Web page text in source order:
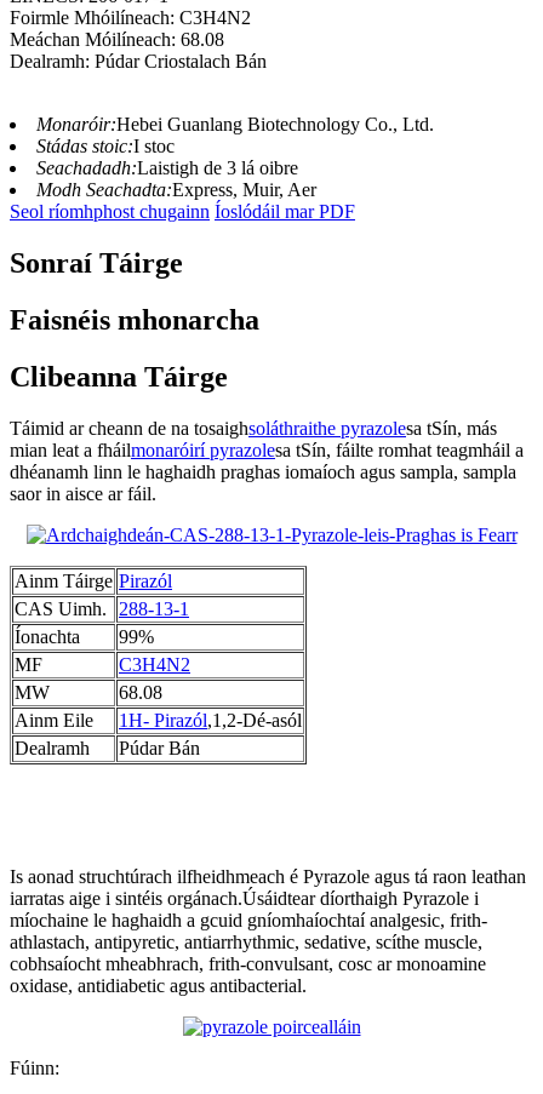
Foirmle Mhóilíneach: C3H4N2
Meáchan Móilíneach: 68.08
Dealramh: Púdar Criostalach Bán
Monaróir:Hebei Guanlang Biotechnology Co., Ltd.
Stádas stoic:I stoc
Seachadadh:Laistigh de 3 lá oibre
Modh Seachadta:Express, Muir, Aer
Seol ríomhphost chugainn Íoslódáil mar PDF
Sonraí Táirge
Faisnéis mhonarcha
Clibeanna Táirge
Táimid ar cheann de na tosaighsoláthraithe pyrazolesa tSín, más
mian leat a fháilmonaróirí pyrazolesa tSín, fáilte romhat teagmháil a
dhéanamh linn le haghaidh praghas iomaíoch agus sampla, sampla
saor in aisce ar fáil.
Ainm Táirge Pirazól
CAS Uimh.
288-13-1
Íonachta
99%
MF
C3H4N2
MW
68.08
Ainm Eile
1H- Pirazól,1,2-Dé-asól
Dealramh
Púdar Bán
Is aonad struchtúrach ilfheidhmeach é Pyrazole agus tá raon leathan
iarratas aige i sintéis orgánach.Úsáidtear díorthaigh Pyrazole i
míochaine le haghaidh a gcuid gníomhaíochtaí analgesic, frith-
athlastach, antipyretic, antiarrhythmic, sedative, scíthe muscle,
cobhsaíocht mheabhrach, frith-convulsant, cosc ​​​​ar monoamine
oxidase, antidiabetic agus antibacterial.
Fúinn: